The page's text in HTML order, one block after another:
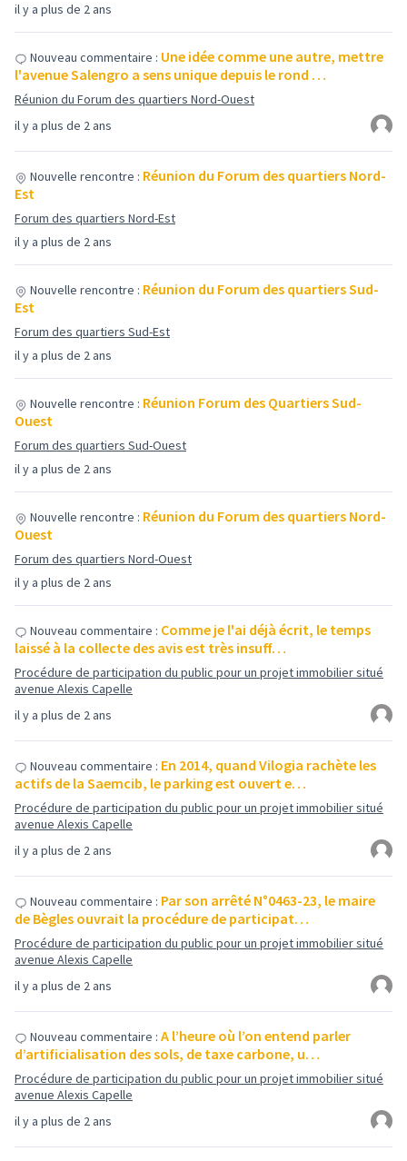
il y a plus de 2 ans
il y a plus de 2 ans
Nouveau commentaire : Une idée comme une autre, mettre
l'avenue Salengro a sens unique depuis le rond …
Réunion du Forum des quartiers Nord-Ouest
il y a plus de 2 ans
Nouvelle rencontre : Réunion du Forum des quartiers Nord-
Est
Forum des quartiers Nord-Est
il y a plus de 2 ans
Nouvelle rencontre : Réunion du Forum des quartiers Sud-
Est
Forum des quartiers Sud-Est
il y a plus de 2 ans
Nouvelle rencontre : Réunion Forum des Quartiers Sud-
Ouest
Forum des quartiers Sud-Ouest
il y a plus de 2 ans
Nouvelle rencontre : Réunion du Forum des quartiers Nord-
Ouest
Forum des quartiers Nord-Ouest
il y a plus de 2 ans
Nouveau commentaire : Comme je l'ai déjà écrit, le temps
laissé à la collecte des avis est très insuff…
Procédure de participation du public pour un projet immobilier situé
avenue Alexis Capelle
il y a plus de 2 ans
Nouveau commentaire : En 2014, quand Vilogia rachète les
actifs de la Saemcib, le parking est ouvert e…
Procédure de participation du public pour un projet immobilier situé
avenue Alexis Capelle
il y a plus de 2 ans
Nouveau commentaire : Par son arrêté N°0463-23, le maire
de Bègles ouvrait la procédure de participat…
Procédure de participation du public pour un projet immobilier situé
avenue Alexis Capelle
il y a plus de 2 ans
Nouveau commentaire : A l’heure où l’on entend parler
d’artificialisation des sols, de taxe carbone, u…
Procédure de participation du public pour un projet immobilier situé
avenue Alexis Capelle